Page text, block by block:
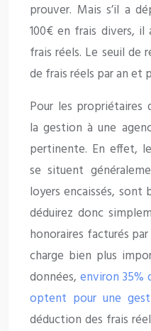
prouver. Mais s’il a
100€ en frais divers,
frais réels. Le seuil
de frais réels par an et
Pour les propriétaires
la gestion à une
pertinente. En effet,
se situent
loyers encaissés, sont
déduirez donc
honoraires facturés
charge bien plus
données, environ 35%
optent pour une
déduction des frais